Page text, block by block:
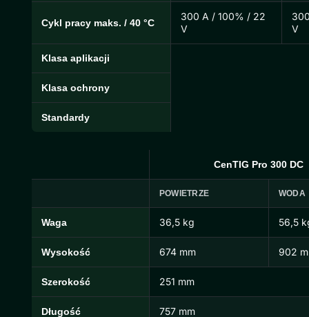
Cykl pracy maks. / 40 °C
300 A / 100% / 22
V
V
Klasa aplikacji
Klasa ochrony
Standardy
Wymiary i waga CenTIG Pro
CenTIG Pro 300 DC
POWIETRZE WODA
Waga 36,5 kg 56,5
Wysokość 674 mm 902
Szerokość 251 mm
Długość 757 mm